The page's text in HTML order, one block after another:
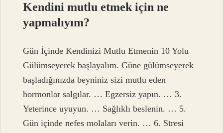
Kendini mutlu etmek için ne
yapmalıyım?
Gün İçinde Kendinizi Mutlu Etmenin 10 Yolu
Gülümseyerek başlayalım. Güne gülümseyerek
başladığınızda beyniniz sizi mutlu eden
hormonlar salgılar. … Egzersiz yapın. … 3.
Yeterince uyuyun. … Sağlıklı beslenin. … 5.
Gün içinde nefes molaları verin. … 6. Stresi